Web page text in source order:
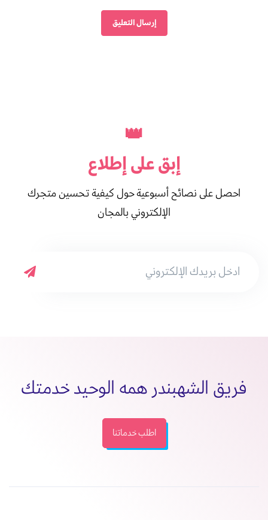
👑
إبق علىإطلاع
احصل على نصائح أسبوعية حول كيفية تحسين متجرك
الإلكتروني بالمجان
فريق الشهبندر همه الوحيد خدمتك
اطلب خدماتنا